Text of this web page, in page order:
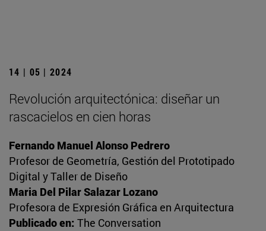
14 | 05 | 2024
Revolución arquitectónica: diseñar un
rascacielos en cien horas
Fernando Manuel Alonso Pedrero
Profesor de Geometría, Gestión del Prototipado
Digital y Taller de Diseño
Maria Del Pilar Salazar Lozano
Profesora de Expresión Gráfica en Arquitectura
Publicado en: The Conversation